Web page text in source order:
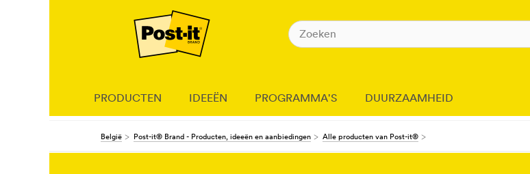
PRODUCTEN IDEEËN PROGRAMMA'S DUURZAAMHEID
België Post-it® Brand - Producten, ideeën en aanbiedingen Alle producten van Post-it®